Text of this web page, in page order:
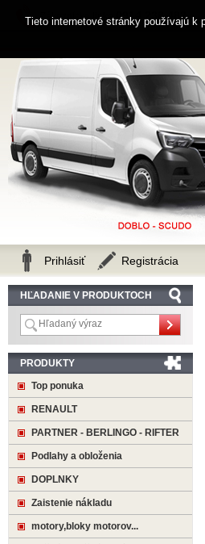
HĽADANIE V PRODUKTOCH
PRODUKTY
Top ponuka
RENAULT
PARTNER - BERLINGO - RIFTER
Podlahy a obloženia
DOPLNKY
Zaistenie nákladu
motory,bloky motorov...
Zákaznícka linka 0914 238 482
Prihlásiť Registrácia
Tieto internetové stránky používajú k